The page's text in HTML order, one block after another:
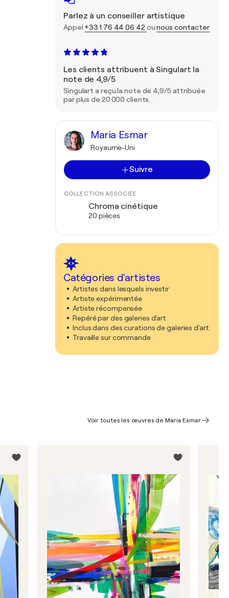
Parlez à un conseiller artistique
Appel +33 1 76 44 06 42 ounous contacter
Les clients attribuent à Singulart la
note de 4,9/5
Singulart a reçu la note de 4,9/5 attribuée
par plus de 20 000 clients.
Maria Esmar
Royaume-Uni
Suivre
COLLECTION ASSOCIÉE
Chroma cinétique
20 pièces
Catégories d'artistes
Artistes dans lesquels investir
Artiste expérimentée
Artiste récompensée
Repéré par des galeries d'art
Inclus dans des curations de galeries d'art
Travaille sur commande
Voir toutes les œuvres de Maria Esmar